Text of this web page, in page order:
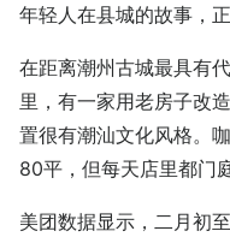
年轻人在县城的故事，
在距离潮州古城最具有
里，有一家用老房子改
置很有潮汕文化风格。
80平，但每天店里都门
美团数据显示，二月初